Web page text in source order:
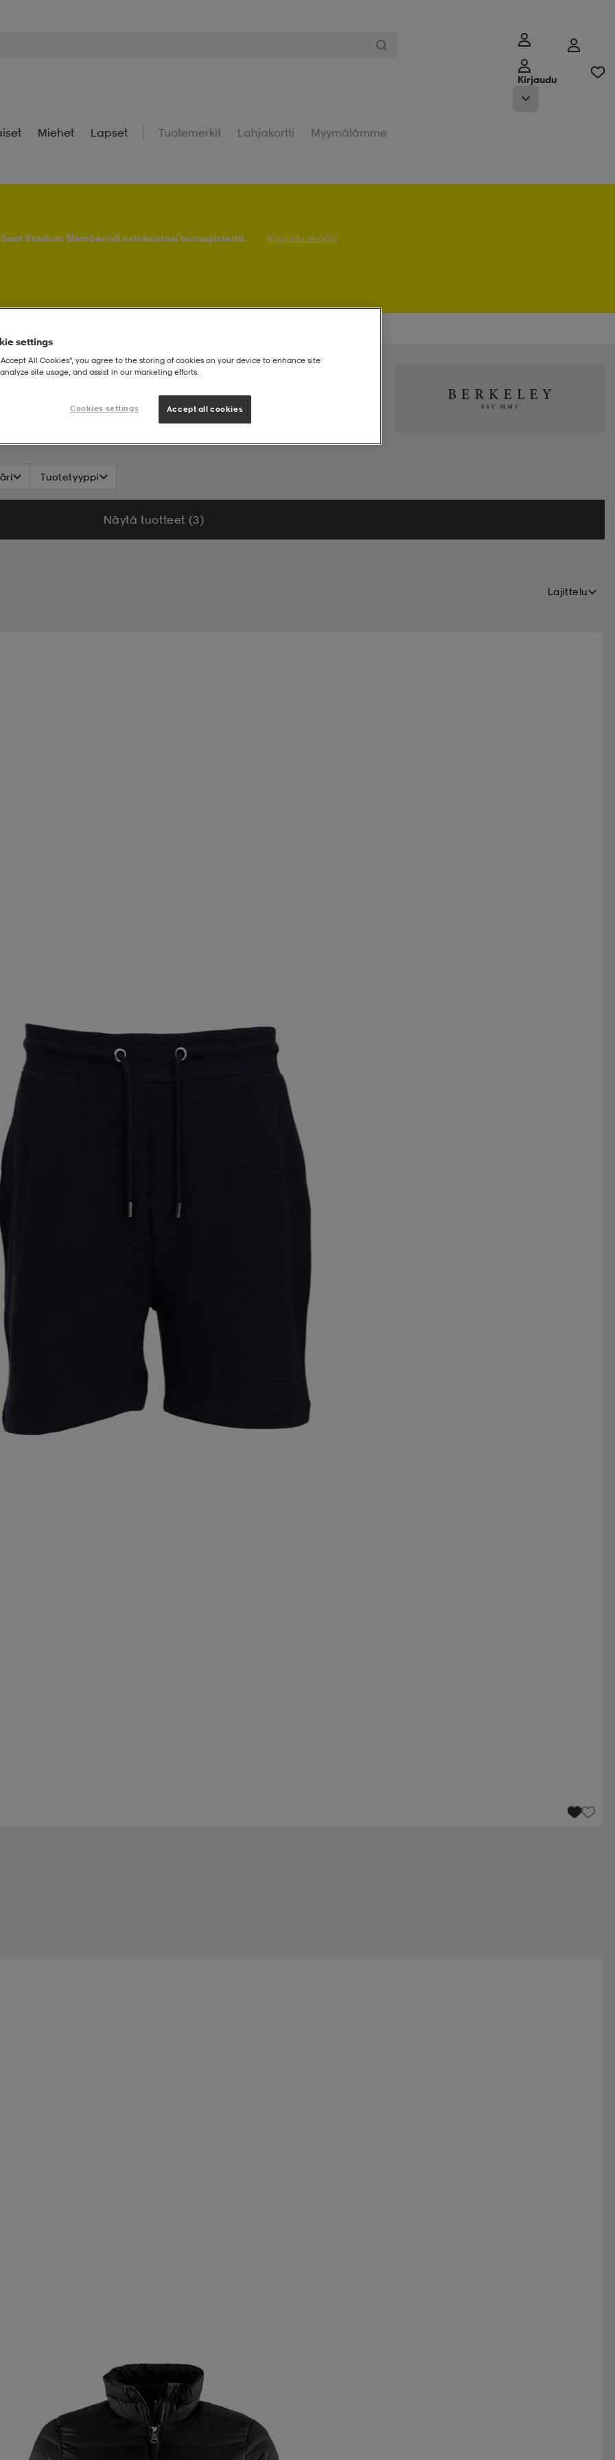
Kirjaudu
Miehet Lapset Tuotemerkit Lahjakortti Myymälämme
Saat Stadium Memberinä ostoksistasi bonuspisteitä. Kirjaudu sisään
Tuotetyyppi
Näytä tuotteet (3)
Lajittelu
settings
All Cookies”, you agree to the storing of cookies on your device to enhance site
site usage, and assist in our marketing efforts.
Cookies settings Accept all cookies